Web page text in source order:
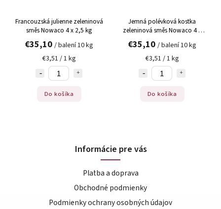
Francouzská julienne zeleninová
směs Nowaco 4 x 2,5 kg
€35,10 / balení 10 kg
€3,51 / 1 kg
Do košíka
Jemná polévková kostka
zeleninová směs Nowaco 4 x
2,5 kg
€35,10 / balení 10 kg
€3,51 / 1 kg
Do košíka
Informácie pre vás
Platba a doprava
Obchodné podmienky
Podmienky ochrany osobných údajov